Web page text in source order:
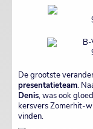
De grootste
presentatieteam.
Denis, was ook
kersvers Zomerhit-
vinden.